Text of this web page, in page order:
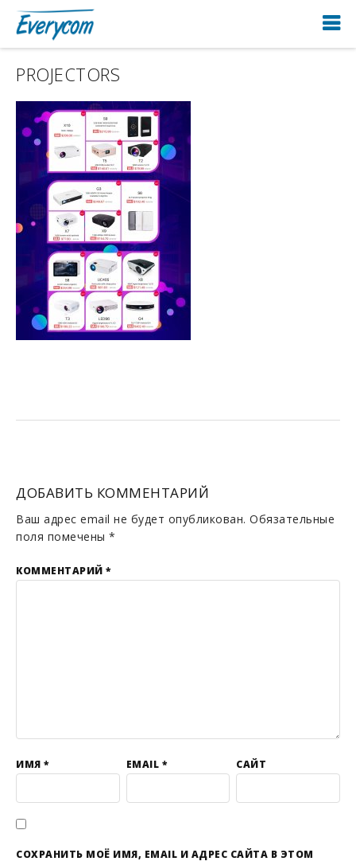
PROJECTORS
ДОБАВИТЬ КОММЕНТАРИЙ
Ваш адрес email не будет опубликован. Обязательные
поля помечены *
КОММЕНТАРИЙ *
ИМЯ * EMAIL * САЙТ
СОХРАНИТЬ МОЁ ИМЯ, EMAIL И АДРЕС САЙТА В ЭТОМ